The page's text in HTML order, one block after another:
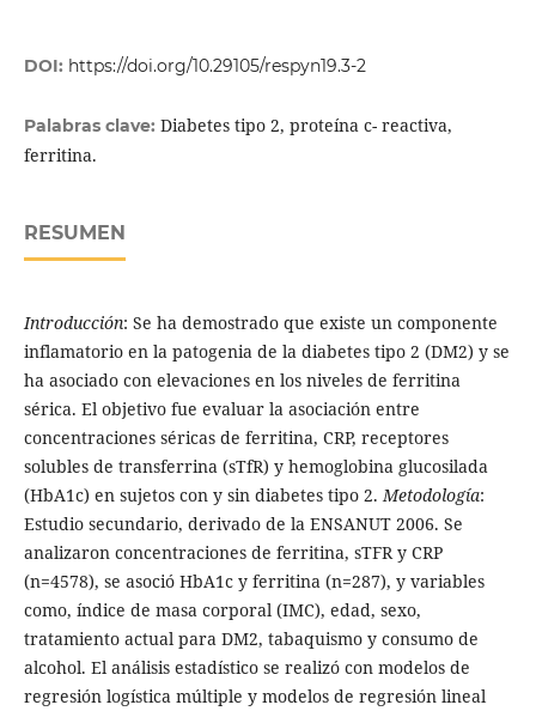
DOI: https://doi.org/10.29105/respyn19.3-2
Palabras clave: Diabetes tipo 2, proteína c- reactiva,
ferritina.
RESUMEN
Introducción: Se ha demostrado que existe un componente
inflamatorio en la patogenia de la diabetes tipo 2 (DM2) y se
ha asociado con elevaciones en los niveles de ferritina
sérica. El objetivo fue evaluar la asociación entre
concentraciones séricas de ferritina, CRP, receptores
solubles de transferrina (sTfR) y hemoglobina glucosilada
(HbA1c) en sujetos con y sin diabetes tipo 2. Metodología:
Estudio secundario, derivado de la ENSANUT 2006. Se
analizaron concentraciones de ferritina, sTFR y CRP
(n=4578), se asoció HbA1c y ferritina (n=287), y variables
como, índice de masa corporal (IMC), edad, sexo,
tratamiento actual para DM2, tabaquismo y consumo de
alcohol. El análisis estadístico se realizó con modelos de
regresión logística múltiple y modelos de regresión lineal